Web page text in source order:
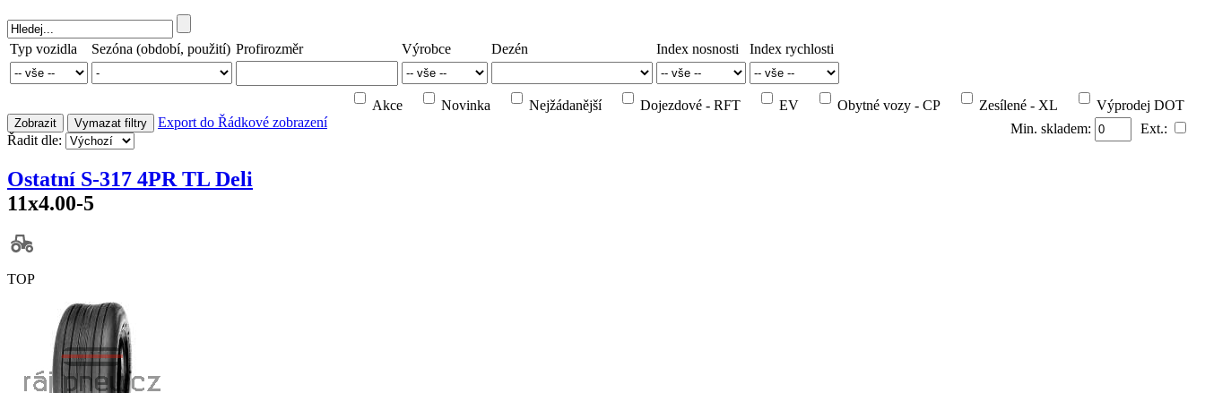
Typ vozidla Sezóna (období, použití) Profirozměr Výrobce Dezén Index nosnosti Index rychlosti
Akce Novinka Nejžádanější Dojezdové - RFT EV Obytné vozy - CP Zesílené - XL Výprodej DOT
Zobrazit Vymazat filtry Export do Ext.:
Min. skladem:
Řádkové zobrazení
Řadit dle:
Ostatní S-317 4PR TL Deli
11x4.00-5
TOP